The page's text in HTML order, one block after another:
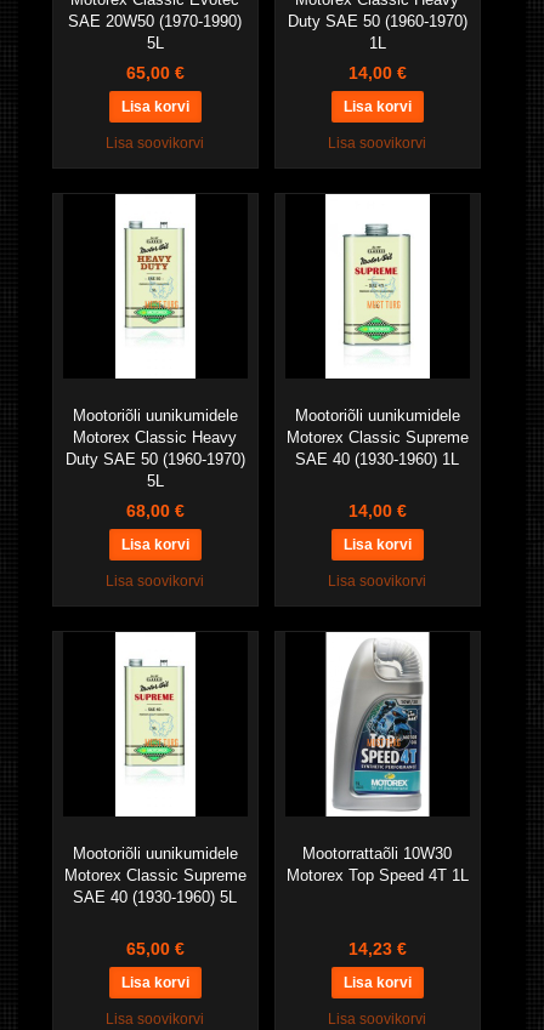
SAE 20W50 (1970-1990)
5L
65,00 €
Lisa soovikorvi
Duty SAE 50 (1960-1970)
1L
14,00 €
Lisa soovikorvi
Mootoriõli uunikumidele
Motorex Classic Heavy
Duty SAE 50 (1960-1970)
5L
68,00 €
Lisa soovikorvi
Mootoriõli uunikumidele
Motorex Classic Supreme
SAE 40 (1930-1960) 1L
14,00 €
Lisa soovikorvi
Mootoriõli uunikumidele
Motorex Classic Supreme
SAE 40 (1930-1960) 5L
65,00 €
Lisa soovikorvi
Mootorrattaõli 10W30
Motorex Top Speed 4T 1L
14,23 €
Lisa soovikorvi